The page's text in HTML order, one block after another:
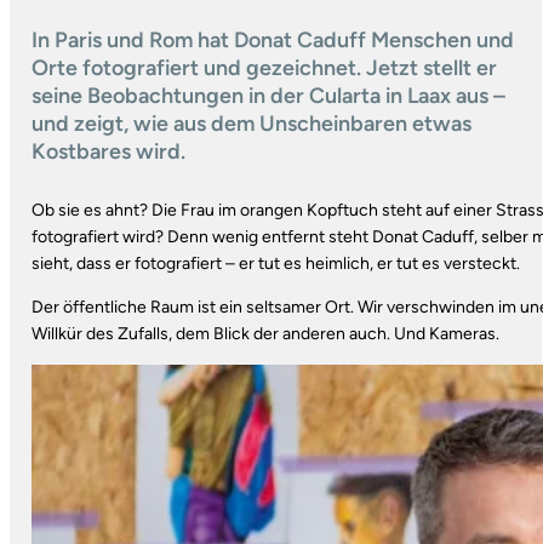
In Paris und Rom hat Donat Caduff Menschen und
Orte fotografiert und gezeichnet. Jetzt stellt er
seine Beobachtungen in der Cularta in Laax aus –
und zeigt, wie aus dem Unscheinbaren etwas
Kostbares wird.
Ob sie es ahnt? Die Frau im orangen Kopftuch steht auf einer
fotografiert wird? Denn wenig entfernt steht Donat Caduff, selber
sieht, dass er fotografiert – er tut es heimlich, er tut es versteckt.
Der öffentliche Raum ist ein seltsamer Ort. Wir verschwinden im
Willkür des Zufalls, dem Blick der anderen auch. Und Kameras.